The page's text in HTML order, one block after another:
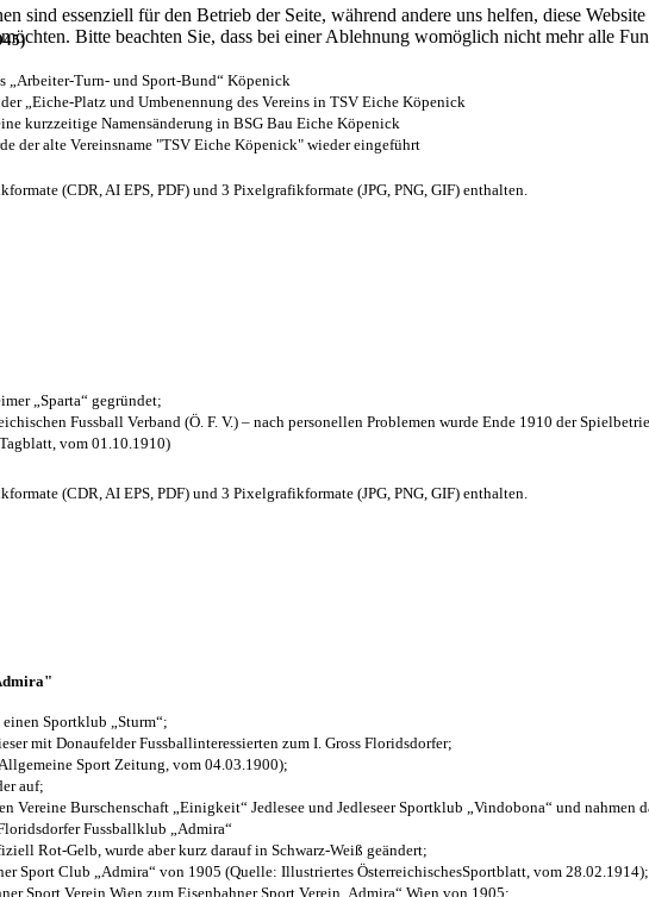
sind essenziell für den Betrieb der Seite, während andere uns helfen, diese
Bitte beachten Sie, dass bei einer Ablehnung womöglich nicht mehr alle
„Arbeiter-Turn- und Sport-Bund“ Köpenick
„Eiche-Platz und Umbenennung des Vereins in TSV Eiche Köpenick
kurzzeitige Namensänderung in BSG Bau Eiche Köpenick
der alte Vereinsname "TSV Eiche Köpenick" wieder eingeführt
(CDR, AI EPS, PDF) und 3 Pixelgrafikformate (JPG, PNG, GIF) enthalten.
„Sparta“ gegründet;
Fussball Verband (Ö. F. V.) – nach personellen Problemen wurde Ende 1910 der
vom 01.10.1910)
(CDR, AI EPS, PDF) und 3 Pixelgrafikformate (JPG, PNG, GIF) enthalten.
einen Sportklub „Sturm“;
mit Donaufelder Fussballinteressierten zum I. Gross Floridsdorfer;
Sport Zeitung, vom 04.03.1900);
auf;
Vereine Burschenschaft „Einigkeit“ Jedlesee und Jedleseer Sportklub „Vindobona“ und nahmen
Fussballklub „Admira“
Rot-Gelb, wurde aber kurz darauf in Schwarz-Weiß geändert;
Sport Club „Admira“ von 1905 (Quelle: Illustriertes ÖsterreichischesSportblatt, vom 28.02.1914);
Sport Verein Wien zum Eisenbahner Sport Verein„Admira“ Wien von 1905;